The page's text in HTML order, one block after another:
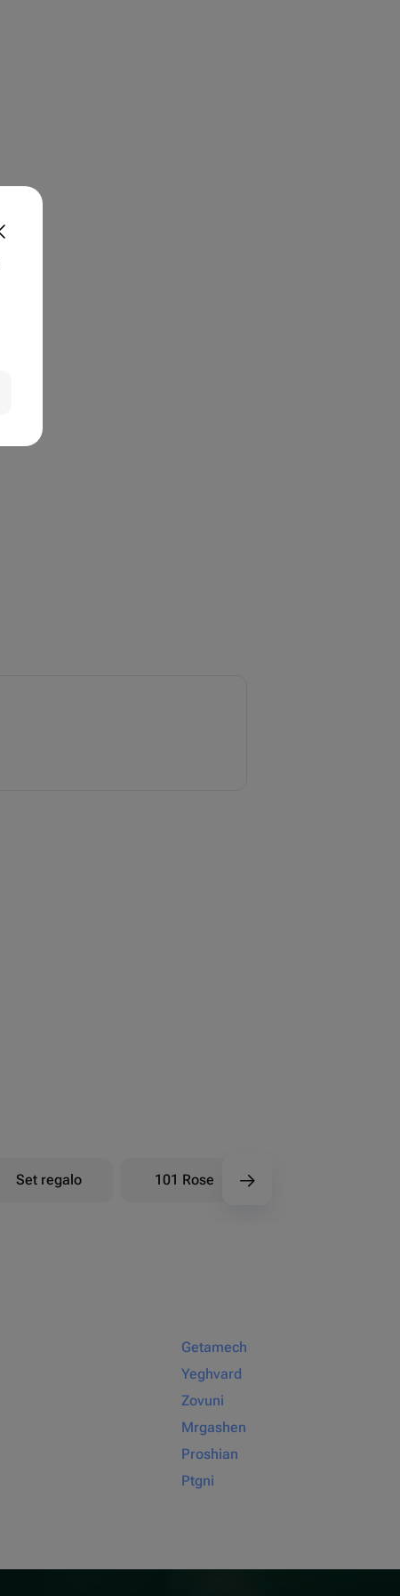
Set regalo 101 Rose
Getamech
Yeghvard
Zovuni
Mrgashen
Proshian
Ptgni